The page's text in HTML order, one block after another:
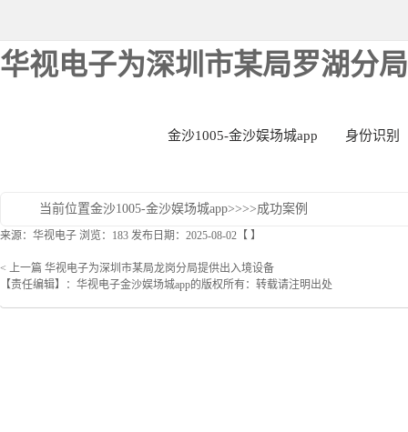
华视电子为深圳市某局罗湖分
金沙1005-金沙娱场城app 身份识别
当前位置金沙1005-金沙娱场城app>>>>成功案例
来源：华视电子 浏览： 183 发布日期：2025-08-02【 】
< 上一篇 华视电子为深圳市某局龙岗分局提供出入境设备
【责任编辑】： 华视电子金沙娱场城app的版权所有：转载请注明出处